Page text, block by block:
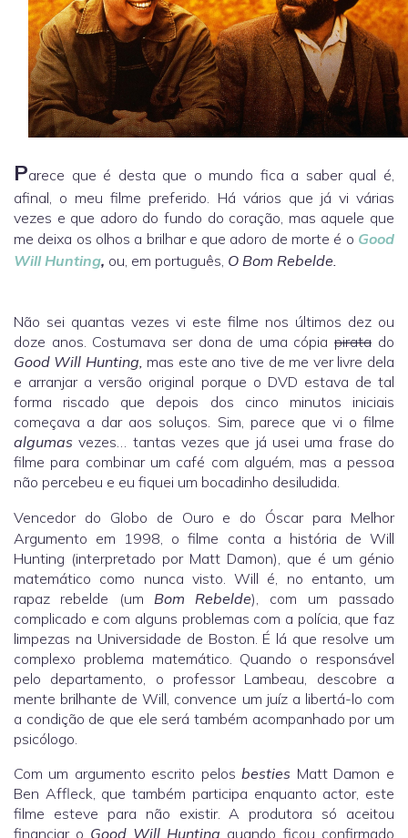
Parece que é desta que o mundo fica a saber qual é,
afinal, o meu filme preferido. Há vários que já vi várias
vezes e que adoro do fundo do coração, mas aquele que
me deixa os olhos a brilhar e que adoro de morte é o Good
Will Hunting, ou, em português, O Bom Rebelde.
Não sei quantas vezes vi este filme nos últimos dez ou
doze anos. Costumava ser dona de uma cópia pirata do
Good Will Hunting, mas este ano tive de me ver livre dela
e arranjar a versão original porque o DVD estava de tal
forma riscado que depois dos cinco minutos iniciais
começava a dar aos soluços. Sim, parece que vi o filme
algumas vezes… tantas vezes que já usei uma frase do
filme para combinar um café com alguém, mas a pessoa
não percebeu e eu fiquei um bocadinho desiludida.
Vencedor do Globo de Ouro e do Óscar para Melhor
Argumento em 1998, o filme conta a história de Will
Hunting (interpretado por Matt Damon), que é um génio
matemático como nunca visto. Will é, no entanto, um
rapaz rebelde (um Bom Rebelde), com um passado
complicado e com alguns problemas com a polícia, que faz
limpezas na Universidade de Boston. É lá que resolve um
complexo problema matemático. Quando o responsável
pelo departamento, o professor Lambeau, descobre a
mente brilhante de Will, convence um juíz a libertá-lo com
a condição de que ele será também acompanhado por um
psicólogo.
Com um argumento escrito pelos besties Matt Damon e
Ben Affleck, que também participa enquanto actor, este
filme esteve para não existir. A produtora só aceitou
financiar o Good Will Hunting quando ficou confirmado